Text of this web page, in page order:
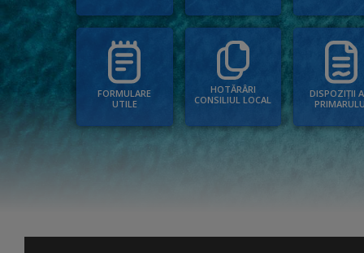
FORMULARE
UTILE
HOTĂRÂRI
CONSILIUL LOCAL
DISPOZIȚII